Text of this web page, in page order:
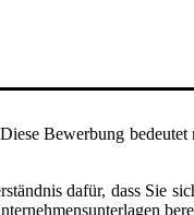
Bewerbung
dafür, dass Sie